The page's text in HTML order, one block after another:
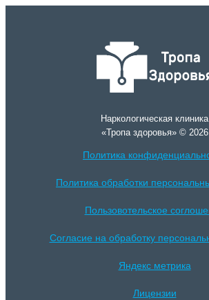
Наркологическая клиника
«Тропа здоровья» © 2026
Политика
Политика обработки
Пользовотельское
Согласие на обработку
Яндекс метрика
Лицензии